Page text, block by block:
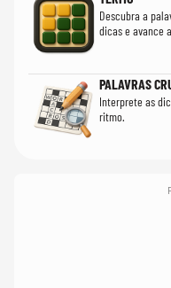
Descubra a
dicas e avance
PALAVRAS
Interprete as
ritmo.